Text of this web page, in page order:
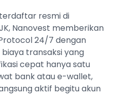
resmi di
Nanovest memberikan
24/7 dengan
transaksi yang
cepat hanya satu
bank atau e-wallet,
aktif begitu akun